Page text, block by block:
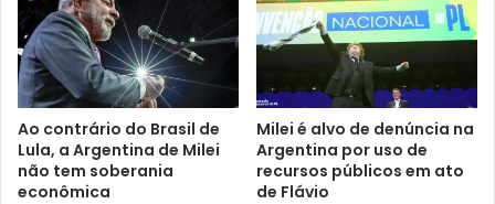
Ao contrário do Brasil de
Lula, a Argentina de Milei
não tem soberania
econômica
Milei é alvo de denúncia na
Argentina por uso de
recursos públicos em ato
de Flávio